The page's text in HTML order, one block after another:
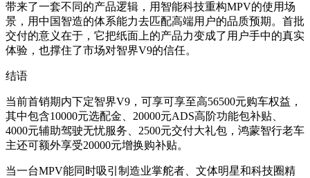
带来了一套不同的产品逻辑，用智能科技重构MPV的使用场
景，用中国智造的体系能力去匹配高端用户的品质预期。首批
交付的意义在于，它把纸面上的产品力变成了用户手中的真实
体验，也撑住了市场对智界V9的信任。
结语
当前首销期内下定智界V9，可享可享至高56500元购车权益，
其中包含10000元选配金、20000元ADS高阶功能包补贴、
4000元辅助驾驶无忧服务、2500元交付大礼包，鸿蒙智行老车
主还可额外享受20000元增换购补贴。
当一台MPV能同时吸引制造业掌舵者、文体明星和科技圈精